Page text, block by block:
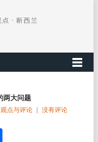
两大问题
观点与评论 | 没有评论
分